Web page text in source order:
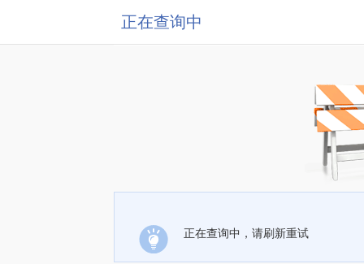
正在查询中
正在查询中，请刷新重试